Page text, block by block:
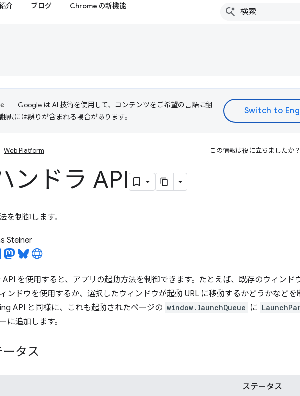
介 ブログ Chrome の新機能
Google は AI 技術を使用して、コンテンツをご希望の言語に翻
訳には誤りが含まれる場合があります。
Web Platform この情報は役に立ちましたか？
ンドラ API
を制御します。
Steiner
を使用すると、アプリの起動方法を制御できます。たとえば、既存のウィンド
ンドウを使用するか、選択したウィンドウが起動 URL に移動するかどうかなどを
API と同様に、これも起動されたページの window.launchQueue に
に追加します。
タス
ステータス